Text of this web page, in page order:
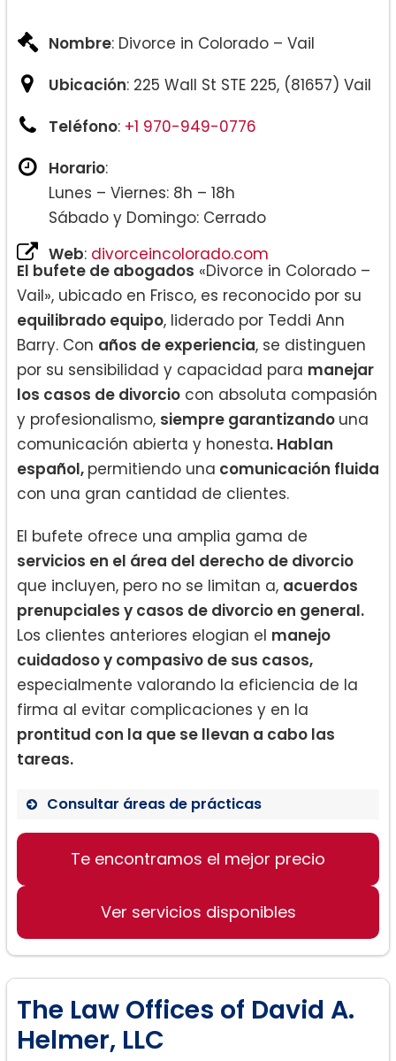
Nombre: Divorce in Colorado – Vail
Ubicación: 225 Wall St STE 225, (81657) Vail
Teléfono: +1 970-949-0776
Horario:
Lunes – Viernes: 8h – 18h
Sábado y Domingo: Cerrado
Web: divorceincolorado.com
El bufete de abogados «Divorce in Colorado –
Vail», ubicado en Frisco, es reconocido por su
equilibrado equipo, liderado por Teddi Ann
Barry. Con años de experiencia, se distinguen
por su sensibilidad y capacidad para manejar
los casos de divorcio con absoluta compasión
y profesionalismo, siempre garantizando una
comunicación abierta y honesta. Hablan
español, permitiendo una comunicación fluida
con una gran cantidad de clientes.
El bufete ofrece una amplia gama de
servicios en el área del derecho de divorcio
que incluyen, pero no se limitan a, acuerdos
prenupciales y casos de divorcio en general.
Los clientes anteriores elogian el manejo
cuidadoso y compasivo de sus casos,
especialmente valorando la eficiencia de la
firma al evitar complicaciones y en la
prontitud con la que se llevan a cabo las
tareas.
Consultar áreas de prácticas
Acuerdos prenupciales
Asesoramiento en el proceso de
divorcio
Te encontramos el mejor precio
Ver servicios disponibles
The Law Offices of David A.
Helmer, LLC